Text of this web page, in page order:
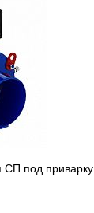
под приварку